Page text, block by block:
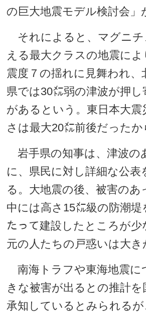
の巨大地震モデル検討会」
それによると、マグニチ
える最大クラスの地震によ
震度７の揺れに見舞われ、
県では30㍍弱の津波が押し
があるという。東日本大震
さは最大20㍍前後だったか
岩手県の知事は、津波の
に、県民に対し詳細な公表
る。大地震の後、被害のあ
中には高さ15㍍級の防潮堤
たって建設したところが
元の人たちの戸惑いは大き
南海トラフや東海地震に
きな被害が出るとの推計
承知しているとみられる